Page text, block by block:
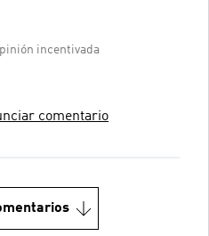
incentivada
comentario